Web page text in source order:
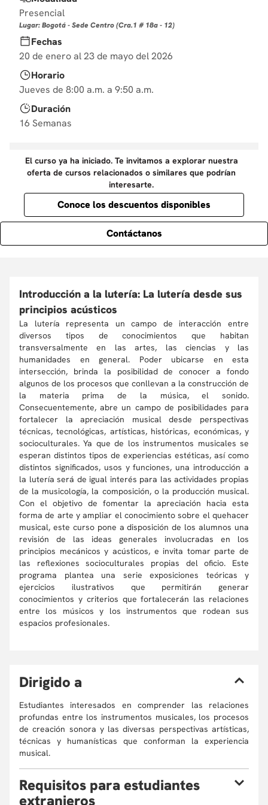
10. derecho
Presencial
Lugar: Bogotá - Sede Centro (Cra.1 # 18a - 12)
Fechas
20 de enero al 23 de mayo del 2026
Horario
Jueves de 8:00 a.m. a 9:50 a.m.
Duración
16 Semanas
El curso ya ha iniciado. Te invitamos a explorar nuestra
oferta de cursos relacionados o similares que podrían
interesarte.
Conoce los descuentos disponibles
Contáctanos
Introducción a la lutería: La lutería desde sus
principios acústicos
La lutería representa un campo de interacción entre
diversos tipos de conocimientos que habitan
transversalmente en las artes, las ciencias y las
humanidades en general. Poder ubicarse en esta
intersección, brinda la posibilidad de conocer a fondo
algunos de los procesos que conllevan a la construcción de
la materia prima de la música, el sonido.
Consecuentemente, abre un campo de posibilidades para
fortalecer la apreciación musical desde perspectivas
técnicas, tecnológicas, artísticas, históricas, económicas, y
socioculturales. Ya que de los instrumentos musicales se
esperan distintos tipos de experiencias estéticas, así como
distintos significados, usos y funciones, una introducción a
la lutería será de igual interés para las actividades propias
de la musicología, la composición, o la producción musical.
Con el objetivo de fomentar la apreciación hacia esta
forma de arte y ampliar el conocimiento sobre el quehacer
musical, este curso pone a disposición de los alumnos una
revisión de las ideas generales involucradas en los
principios mecánicos y acústicos, e invita tomar parte de
las reflexiones socioculturales propias del oficio. Este
programa plantea una serie exposiciones teóricas y
ejercicios ilustrativos que permitirán generar
conocimientos y criterios que fortalecerán las relaciones
entre los músicos y los instrumentos que rodean sus
espacios profesionales.
Dirigido a
Estudiantes interesados en comprender las relaciones
profundas entre los instrumentos musicales, los procesos
de creación sonora y las diversas perspectivas artísticas,
técnicas y humanísticas que conforman la experiencia
musical.
Requisitos para estudiantes
extranjeros